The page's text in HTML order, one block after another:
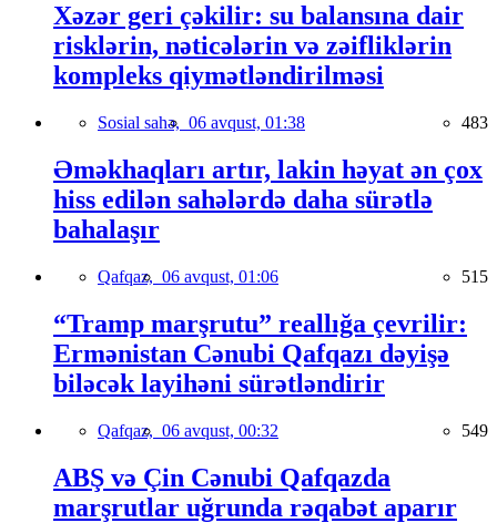
Xəzər geri çəkilir: su balansına dair
risklərin, nəticələrin və zəifliklərin
kompleks qiymətləndirilməsi
Sosial sahə, 06 avqust, 01:38 483
Əməkhaqları artır, lakin həyat ən çox
hiss edilən sahələrdə daha sürətlə
bahalaşır
Qafqaz, 06 avqust, 01:06 515
“Tramp marşrutu” reallığa çevrilir:
Ermənistan Cənubi Qafqazı dəyişə
biləcək layihəni sürətləndirir
Qafqaz, 06 avqust, 00:32 549
ABŞ və Çin Cənubi Qafqazda
marşrutlar uğrunda rəqabət aparır